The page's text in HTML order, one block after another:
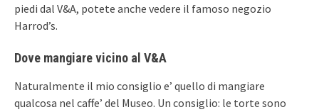
piedi dal V&A, potete anche vedere il famoso negozio
Harrod’s.
Dove mangiare vicino al V&A
Naturalmente il mio consiglio e’ quello di mangiare
qualcosa nel caffe’ del Museo. Un consiglio: le torte sono